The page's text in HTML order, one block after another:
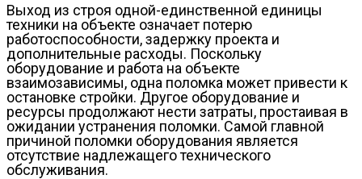
Выход из строя одной-единственной единицы
техники на объекте означает потерю
работоспособности, задержку проекта и
дополнительные расходы. Поскольку
оборудование и работа на объекте
взаимозависимы, одна поломка может привести к
остановке стройки. Другое оборудование и
ресурсы продолжают нести затраты, простаивая в
ожидании устранения поломки. Самой главной
причиной поломки оборудования является
отсутствие надлежащего технического
обслуживания.